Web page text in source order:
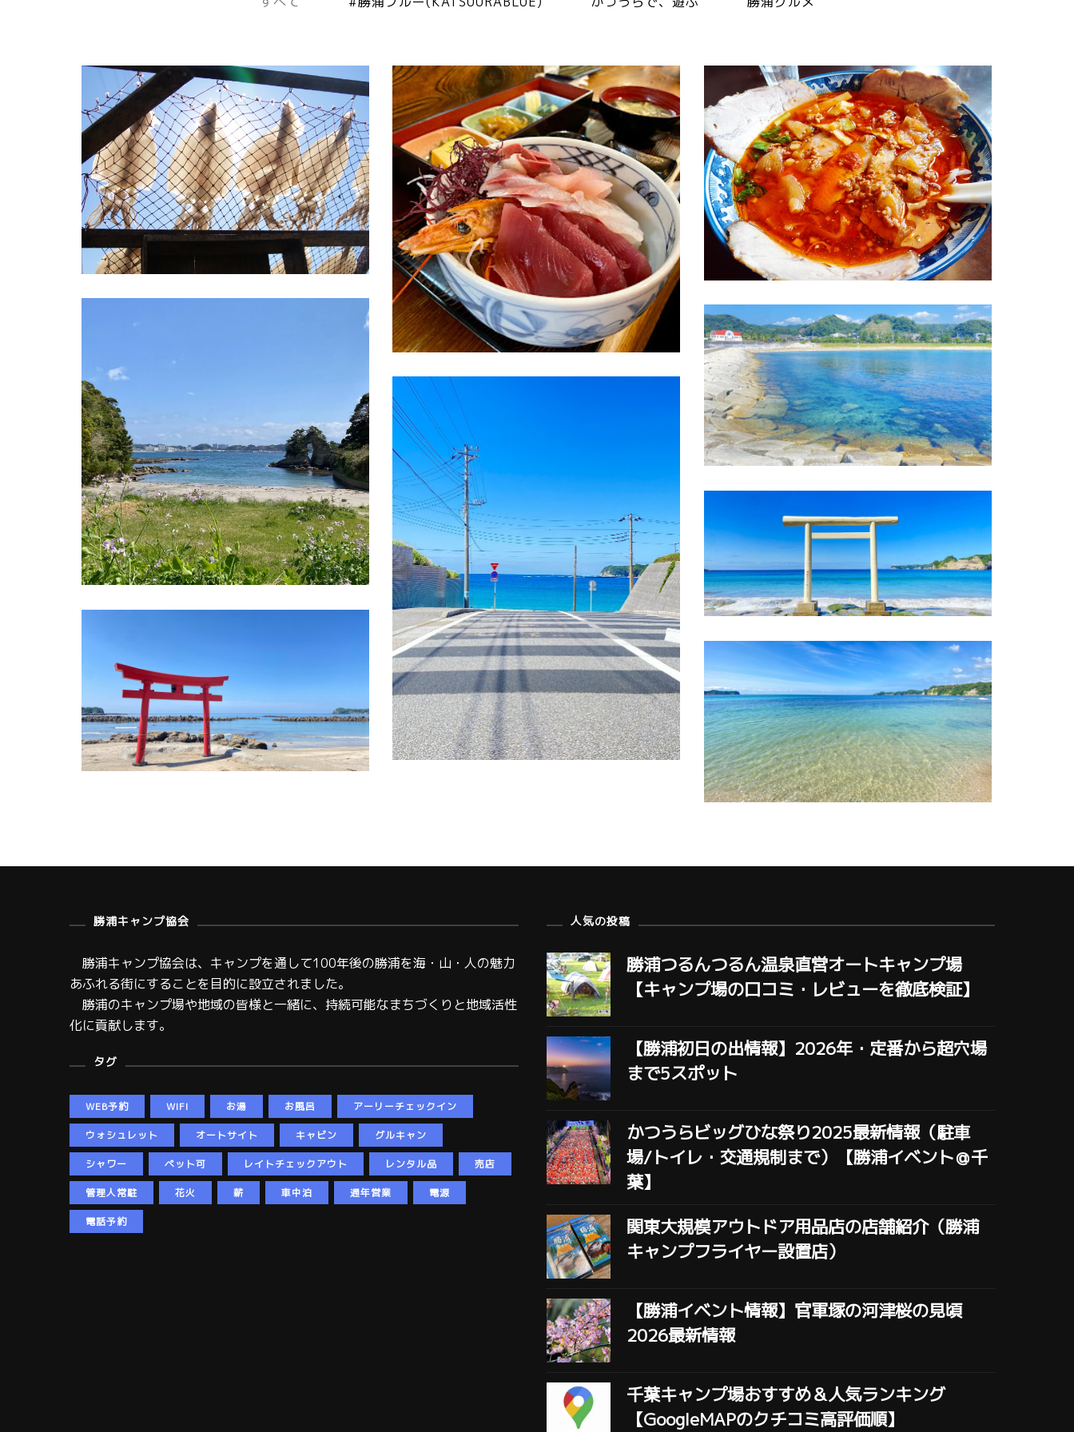
勝浦キャンプ協会
勝浦キャンプ協会は、キャンプを通して100年後の勝浦を海・山・人の魅力
あふれる街にすることを目的に設立されました。
勝浦のキャンプ場や地域の皆様と一緒に、持続可能なまちづくりと地域活性
化に貢献します。
タグ
WEB予約 WIFI お湯 お風呂 アーリーチェックイン
ウォシュレット オートサイト キャビン グルキャン
シャワー ペット可 レイトチェックアウト レンタル品 売店
管理人常駐 花火 薪 車中泊 通年営業 電源
電話予約
人気の投稿
勝浦つるんつるん温泉直営オートキャンプ場
【キャンプ場の口コミ・レビューを徹底検証】
【勝浦初日の出情報】2026年・定番から超穴場
まで5スポット
かつうらビッグひな祭り2025最新情報（駐車
場/トイレ・交通規制まで）【勝浦イベント＠千
葉】
関東大規模アウトドア用品店の店舗紹介（勝浦
キャンプフライヤー設置店）
【勝浦イベント情報】官軍塚の河津桜の見頃
2026最新情報
千葉キャンプ場おすすめ＆人気ランキング
【GoogleMAPのクチコミ高評価順】